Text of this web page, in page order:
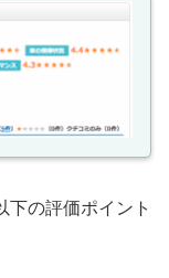
下の評価ポイント